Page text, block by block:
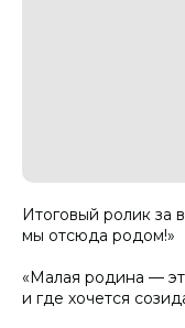
Итоговый ролик за
мы отсюда родом!»
«Малая родина —
и где хочется